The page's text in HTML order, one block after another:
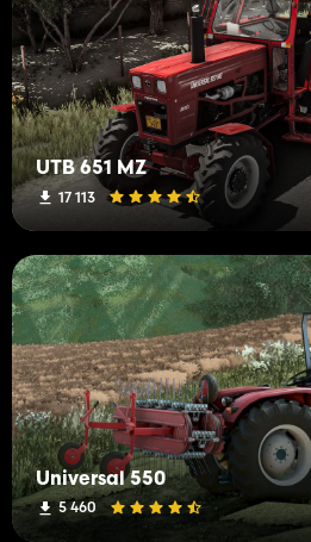
UTB 651 MZ
17 113
Universal 550
5 460